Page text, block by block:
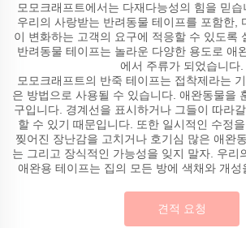
모모크래프트에서는 다재다능성의 힘을 믿
우리의 사랑받는 반려동물 테이프를 포함한,
이 변화하는 고객의 요구에 적응할 수 있도록
반려동물 테이프는 놀라운 다양한 용도로 애
에서 주류가 되었습니다.
모모크래프트의 반죽 테이프는 접착제라는
은 방법으로 사용될 수 있습니다. 애완동물을
구입니다. 경계선을 표시하거나 그들이 따라
할 수 있기 때문입니다. 또한 일시적인 수정
찢어진 장난감을 고치거나 호기심 많은 애완
는 그리고 장식적인 가능성을 잊지 말자. 우리
애완용 테이프는 집의 모든 방에 색채와 개성
견적 요청